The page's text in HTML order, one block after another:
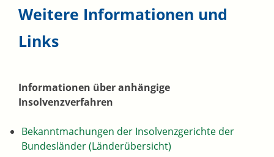
Weitere Informationen und
Links
Informationen über anhängige
Insolvenzverfahren
Bekanntmachungen der Insolvenzgerichte der
Bundesländer (Länderübersicht)